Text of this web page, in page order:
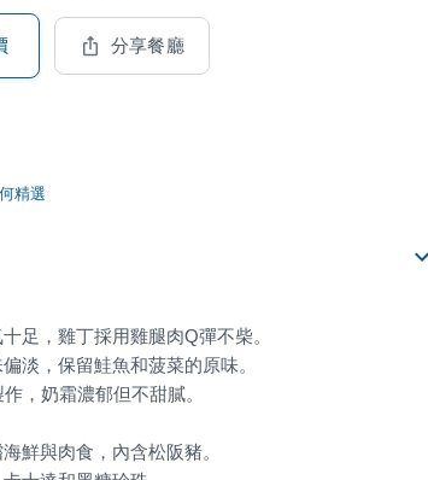
分享餐廳
精選